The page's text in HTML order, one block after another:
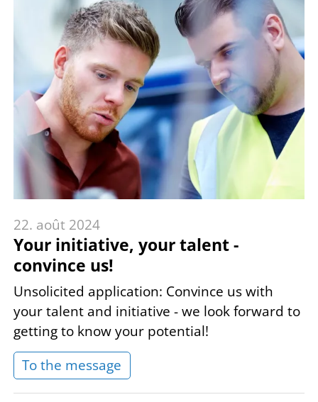
22. août 2024
Your initiative, your talent -
convince us!
Unsolicited application: Convince us with
your talent and initiative - we look forward to
getting to know your potential!
To the message